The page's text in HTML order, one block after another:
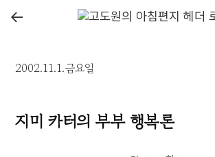
←
2002.11.1.금요일
지미 카터의 부부 행복론